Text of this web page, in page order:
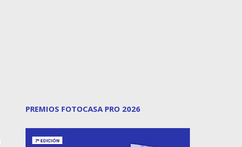
PREMIOS FOTOCASA PRO 2026